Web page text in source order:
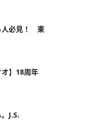
人必見！ 東
】18周年
J.S.